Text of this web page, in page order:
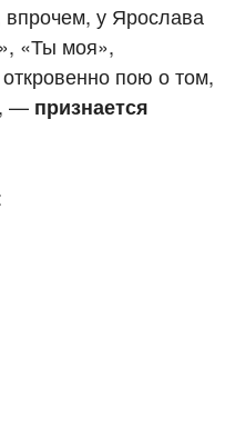
впрочем, у Ярослава
«Ты моя»,
пою о том,
— признается